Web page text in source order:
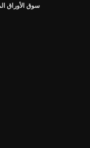
سوق الأوراق